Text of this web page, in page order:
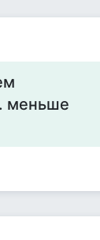
меньше